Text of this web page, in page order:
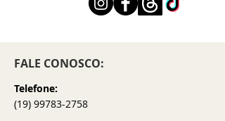
FALE CONOSCO:
Telefone:
(19) 99783-2758